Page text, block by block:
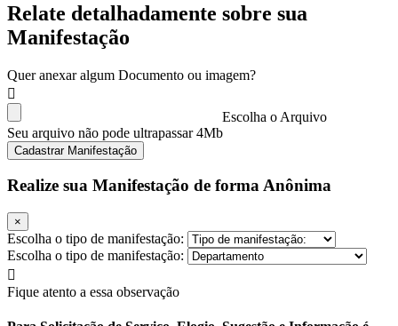
Relate detalhadamente sobre sua
Manifestação
Quer anexar algum Documento ou imagem?
Escolha o Arquivo
Seu arquivo não pode ultrapassar 4Mb
Cadastrar Manifestação
Realize sua Manifestação de forma Anônima
×
Escolha o tipo de manifestação:
Escolha o tipo de manifestação:
Fique atento a essa observação